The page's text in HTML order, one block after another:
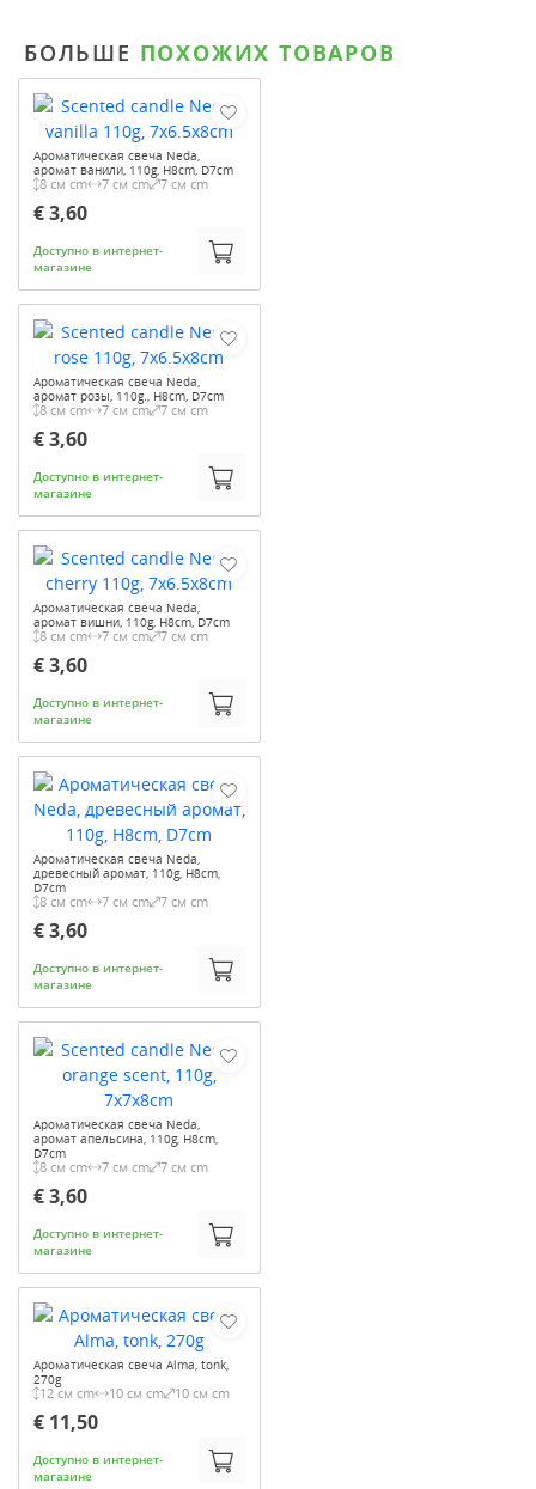
БОЛЬШЕ ПОХОЖИХ ТОВАРОВ
Ароматическая свеча Neda,
аромат ванили, 110g, H8cm, D7cm
8 см cm 7 см cm 7 см cm
€ 3,60
Доступно в интернет-
магазине
Ароматическая свеча Neda,
аромат розы, 110g., H8cm, D7cm
8 см cm 7 см cm 7 см cm
€ 3,60
Доступно в интернет-
магазине
Ароматическая свеча Neda,
аромат вишни, 110g, H8cm, D7cm
8 см cm 7 см cm 7 см cm
€ 3,60
Доступно в интернет-
магазине
Ароматическая свеча Neda,
древесный аромат, 110g, H8cm,
D7cm
8 см cm 7 см cm 7 см cm
€ 3,60
Доступно в интернет-
магазине
Ароматическая свеча Neda,
аромат апельсина, 110g, H8cm,
D7cm
8 см cm 7 см cm 7 см cm
€ 3,60
Доступно в интернет-
магазине
Ароматическая свеча Alma, tonk,
270g
12 см cm 10 см cm 10 см cm
€ 11,50
Доступно в интернет-
магазине